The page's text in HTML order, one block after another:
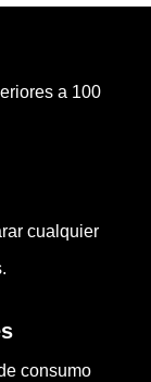
a 100
cualquier
consumo